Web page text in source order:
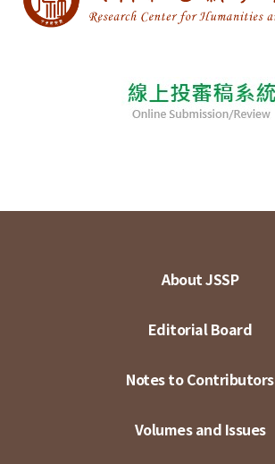
About JSSP
Editorial Board
Notes to Contributors
Volumes and Issues